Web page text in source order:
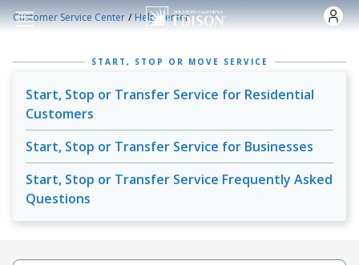
Skip to main content
Customer Service Center /Help Center
START, STOP OR MOVE SERVICE
Start, Stop or Transfer Service for Residential
Customers
Start, Stop or Transfer Service for Businesses
Start, Stop or Transfer Service Frequently Asked
Questions